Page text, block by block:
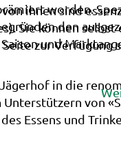
worden.
den
und
in die
von
Essens und
ihnen sind
Sie können
zur Verfügung